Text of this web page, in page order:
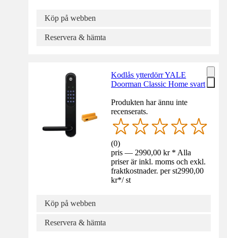
Köp på webben
Reservera & hämta
Kodlås ytterdörr YALE
Doorman Classic Home svart
Produkten har ännu inte
recenserats.
(0)
pris — 2990,00 kr * Alla
priser är inkl. moms och exkl.
fraktkostnader. per st2990,00
kr*/ st
Köp på webben
Reservera & hämta